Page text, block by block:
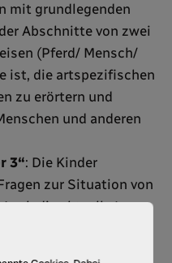
mit grundlegenden
Abschnitte von zwei
(Pferd/ Mensch/
ist, die artspezifischen
zu erörtern und
und anderen
3“: Die Kinder
zur Situation von
die aktuelle Lage